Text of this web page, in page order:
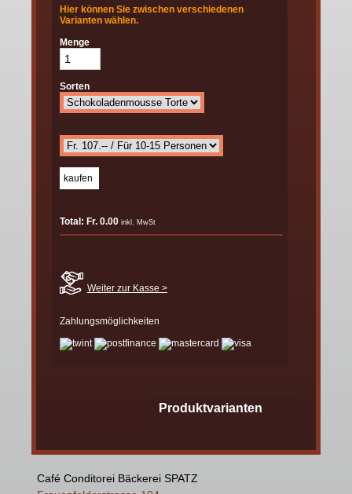
Hier können Sie zwischen verschiedenen
Varianten wählen.
Menge
Sorten
Total: Fr. 0.00 inkl. MwSt
Weiter zur Kasse >
Zahlungsmöglichkeiten
Produktvarianten
Café Conditorei Bäckerei SPATZ